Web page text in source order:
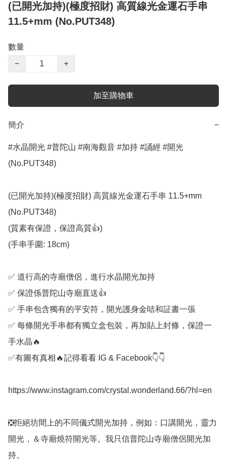
(已開光加持)(極度招財) 高質線光金運石手串
11.5+mm (No.PUT348)
數量
−
+
加至購物車
簡介 −
#水晶開光 #普陀山 #南海觀音 #加持 #誦經 #開光
(No.PUT348)
(已開光加持)(極度招財) 高質線光金運石手串 11.5+mm
(No.PUT348)
(質素有保證，保證高質👍)
(手串手圍: 18cm)
✅️ 道行高的寺廟僧侶，進行水晶開光加持
✅️ 保證係普陀山寺廟直送👍
✅️ 手串包含獨有的平安符，開光護身金咭和証書一張
✅️ 每條開光手串都有獨立盒包裝，再加貼上封條，保證一
手水晶🔥
✅️有圖有真相🔥記得看看 IG & Facebook👇👇
https://www.instagram.com/crystal.wonderland.66/?hl=en
❎️拒絕坊間上的不同儀式開光加持，例如：口講開光，靈力
開光，＆寺廟燒符開光等。我只信普陀山寺廟僧侶開光加
持。